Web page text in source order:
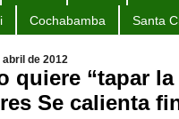
Cochabamba Santa
de 2012
quiere “tapar la
Se calienta